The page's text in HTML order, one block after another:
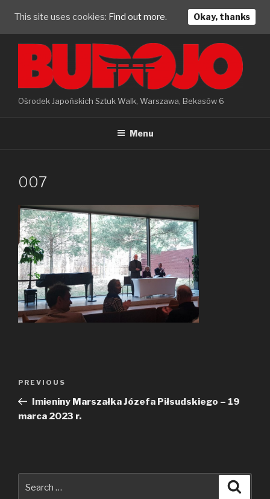
content
Ośrodek Japońskich Sztuk Walk, Warszawa, Bekasów 6
Menu
007
Previous
Post
PREVIOUS
Imieniny Marszałka Józefa Piłsudskiego – 19
marca 2023 r.
This site uses cookies: Find out more. Okay, thanks